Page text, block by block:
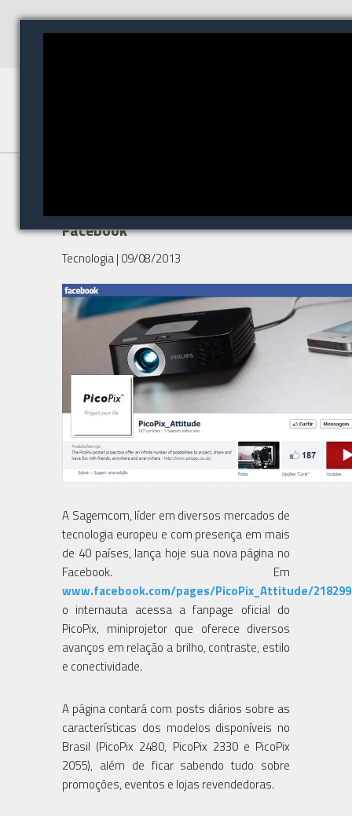
Facebook
Tecnologia| 09/08/2013
A Sagemcom, líder em diversos mercados de
tecnologia europeu e com presença em mais
de 40 países, lança hoje sua nova página no
Facebook. Em
www.facebook.com/pages/PicoPix_Attitude/
o internauta acessa a fanpage oficial do
PicoPix, miniprojetor que oferece diversos
avanços em relação a brilho, contraste, estilo
e conectividade.
A página contará com posts diários sobre as
características dos modelos disponíveis no
Brasil (PicoPix 2480, PicoPix 2330 e PicoPix
2055), além de ficar sabendo tudo sobre
promoções, eventos e lojas revendedoras.